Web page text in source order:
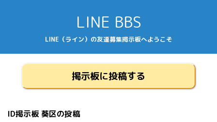
LINE BBS
LINE（ライン）の友達募集掲示板へようこそ
掲示板に投稿する
ID掲示板 葵区の投稿